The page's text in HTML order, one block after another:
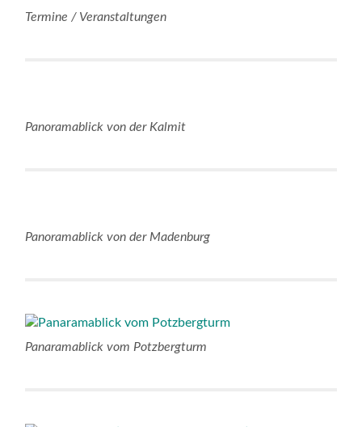
Termine / Veranstaltungen
Panoramablick von der Kalmit
Panoramablick von der Madenburg
Panaramablick vom Potzbergturm